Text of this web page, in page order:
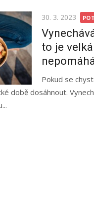
Posted
on
30. 3. 2023
to je
Pokud se
době dosáhnout.